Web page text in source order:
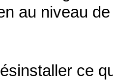
au niveau
ce